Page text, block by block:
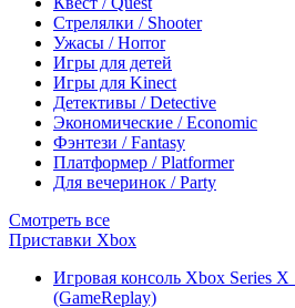
Стрелялки / Shooter
Ужасы / Horror
Игры для детей
Игры для Kinect
Детективы / Detective
Экономические / Economic
Фэнтези / Fantasy
Платформер / Platformer
Для вечеринок / Party
Смотреть все
Приставки Xbox
Игровая консоль Xbox Series
(GameReplay)